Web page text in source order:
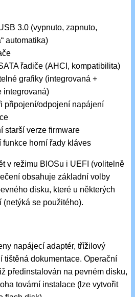
3.0 (vypnuto, zapnuto,
automatika)
řadiče (AHCI, kompatibilita)
grafiky (integrovaná +
integrovaná)
připojení/odpojení napájení
starší verze firmware
funkce horní řady kláves
v režimu BIOSu i UEFI (volitelně
obsahuje základní volby
disku, které u některých
se použitého).
napájecí adaptér, třížilový
tištěná dokumentace. Operační
předinstalován na pevném disku,
tovární instalace (lze vytvořit